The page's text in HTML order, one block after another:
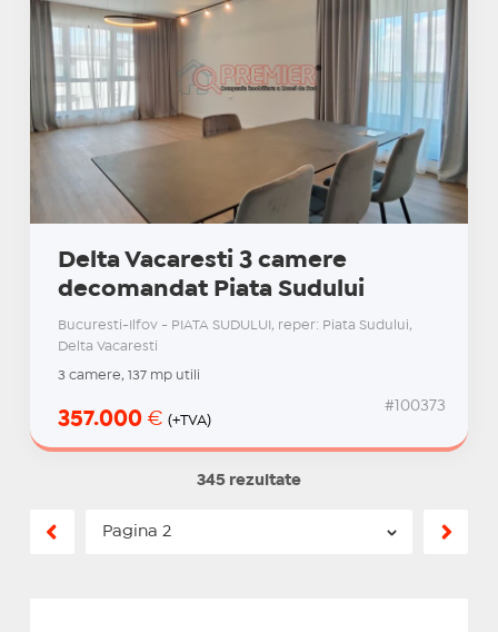
Delta Vacaresti 3 camere
decomandat Piata Sudului
Bucuresti-Ilfov - PIATA SUDULUI, reper: Piata Sudului,
Delta Vacaresti
3 camere, 137 mp utili
357.000 € (+TVA)
#100373
345 rezultate